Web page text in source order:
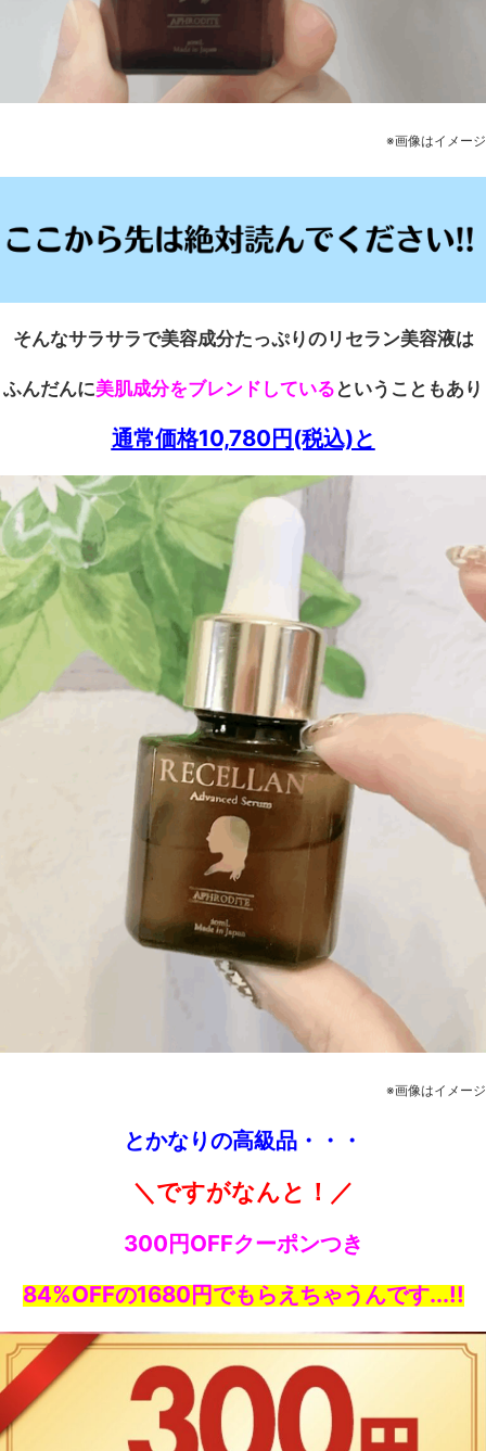
※画像はイメージ
そんなサラサラで美容成分たっぷりのリセラン美容液は
ふんだんに美肌成分をブレンドしている ということもあり
通常価格10,780円(税込)と
※画像はイメージ
とかなりの高級品・・・
＼ですがなんと！／
300円OFFクーポンつき
84%OFFの1680円でもらえちゃうんです...!!